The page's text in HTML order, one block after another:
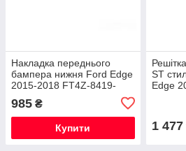
Накладка переднього
бампера нижня Ford Edge
2015-2018 FT4Z-8419-
985 ₴
Купити
ST
Edge
1 477